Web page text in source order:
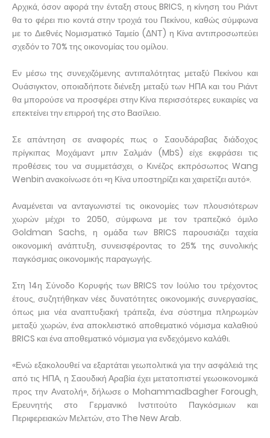
Αρχικά, όσον αφορά την ένταξη στους BRICS, η κίνηση του Ριάντ
θα το φέρει πιο κοντά στην τροχιά του Πεκίνου, καθώς σύμφωνα
με το Διεθνές Νομισματικό Ταμείο (ΔΝΤ) η Κίνα αντιπροσωπεύει
σχεδόν το 70% της οικονομίας του ομίλου.
Εν μέσω της συνεχιζόμενης αντιπαλότητας μεταξύ Πεκίνου και
Ουάσιγκτον, οποιαδήποτε διένεξη μεταξύ των ΗΠΑ και του Ριάντ
θα μπορούσε να προσφέρει στην Κίνα περισσότερες ευκαιρίες να
επεκτείνει την επιρροή της στο Βασίλειο.
Σε απάντηση σε αναφορές πως ο Σαουδάραβας διάδοχος
πρίγκιπας Μοχάμαντ μπιν Σαλμάν (MbS) είχε εκφράσει τις
προθέσεις του να συμμετάσχει, ο Κινέζος εκπρόσωπος Wang
Wenbin ανακοίνωσε ότι «η Κίνα υποστηρίζει και χαιρετίζει αυτό».
Αναμένεται να ανταγωνιστεί τις οικονομίες των πλουσιότερων
χωρών μέχρι το 2050, σύμφωνα με τον τραπεζικό όμιλο
Goldman Sachs, η ομάδα των BRICS παρουσιάζει ταχεία
οικονομική ανάπτυξη, συνεισφέροντας το 25% της συνολικής
παγκόσμιας οικονομικής παραγωγής.
Στη 14η Σύνοδο Κορυφής των BRICS τον Ιούλιο του τρέχοντος
έτους, συζητήθηκαν νέες δυνατότητες οικονομικής συνεργασίας,
όπως μια νέα αναπτυξιακή τράπεζα, ένα σύστημα πληρωμών
μεταξύ χωρών, ένα αποκλειστικό αποθεματικό νόμισμα καλαθιού
BRICS και ένα αποθεματικό νόμισμα για ενδεχόμενο καλάθι.
«Ενώ εξακολουθεί να εξαρτάται γεωπολιτικά για την ασφάλειά της
από τις ΗΠΑ, η Σαουδική Αραβία έχει μετατοπιστεί γεωοικονομικά
προς την Ανατολή», δήλωσε ο Mohammadbagher Forough,
Ερευνητής στο Γερμανικό Ινστιτούτο Παγκόσμιων και
Περιφερειακών Μελετών, στο The New Arab.